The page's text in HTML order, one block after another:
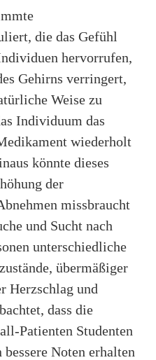
die das Gefühl
hervorrufen,
Gehirns verringert,
Weise zu
Individuum das
wiederholt
könnte dieses
der
missbraucht
und Sucht nach
unterschiedliche
übermäßiger
Herzschlag und
dass die
Patienten Studenten
Noten erhalten